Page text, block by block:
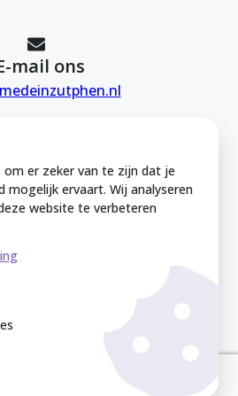
om er zeker van te zijn dat je
mogelijk ervaart. Wij analyseren
website te verbeteren
mail ons
is onderdeel van de
KVK Zutphense
08212926